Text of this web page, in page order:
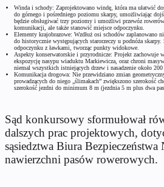
Winda i schody: Zaprojektowano windę, która ma ułatwić
do górnego i pośredniego poziomu skarpy, umożliwiając
będzie obsługiwać trzy poziomy i umożliwi przewóz
komunikacji, ale także stanowić miejsce odpoczynku.
Elementy krajobrazowe: Wzdłuż osi schodów zaplanowano
do historycznie występujących starorzeczy u podnóża
odpoczynku z ławkami, tworząc punkty widokowe.
Aspekty konserwatorskie i przyrodnicze: Projekt zachowuje
ekspozycję nasypu wiaduktu Markiewicza, oraz chroni
niemal wszystkich istniejących drzew i nasadzenie około 200
Komunikacja drogowa: Nie przewidziano zmian
prowadzących do niego „ślimakach” zwiększono szerokość
szerokość jezdni do minimum 8 m (jezdnia 5 m plus dwa
Sąd konkursowy sformułował
dalszych prac projektowych,
sąsiedztwa Biura
nawierzchni pasów rowerowych.